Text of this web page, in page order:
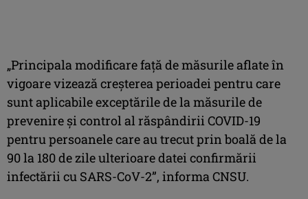
„Principala modificare faţă de măsurile aflate în
vigoare vizează creşterea perioadei pentru care
sunt aplicabile exceptările de la măsurile de
prevenire şi control al răspândirii COVID-19
pentru persoanele care au trecut prin boală de la
90 la 180 de zile ulterioare datei confirmării
infectării cu SARS-CoV-2”, informa CNSU.